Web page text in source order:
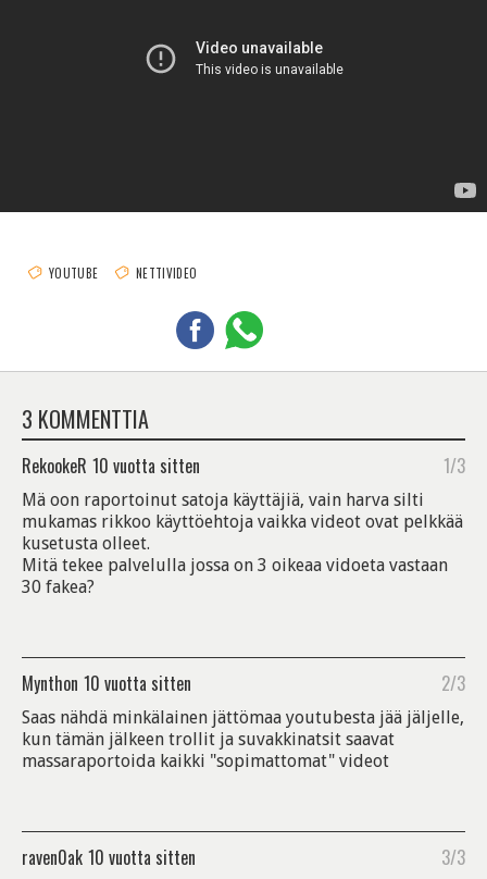
YOUTUBE NETTIVIDEO
3 KOMMENTTIA
RekookeR 10 vuotta sitten 1/3
Mä oon raportoinut satoja käyttäjiä, vain harva silti
mukamas rikkoo käyttöehtoja vaikka videot ovat pelkkää
kusetusta olleet.
Mitä tekee palvelulla jossa on 3 oikeaa vidoeta vastaan
30 fakea?
Mynthon 10 vuotta sitten 2/3
Saas nähdä minkälainen jättömaa youtubesta jää jäljelle,
kun tämän jälkeen trollit ja suvakkinatsit saavat
massaraportoida kaikki "sopimattomat" videot
raven0ak 10 vuotta sitten 3/3